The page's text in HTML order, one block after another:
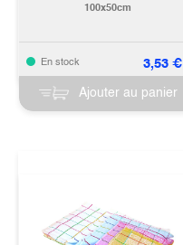
100x50cm
En stock 3,53€
Ajouter au panier